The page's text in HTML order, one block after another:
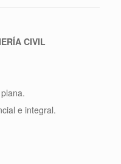
CIVIL
e integral.